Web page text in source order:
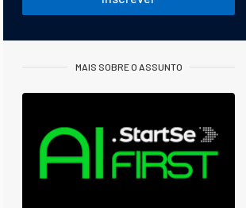
MAIS SOBRE O ASSUNTO